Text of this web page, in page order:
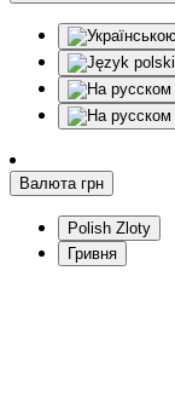
Валюта грн
Polish Zloty
Гривня